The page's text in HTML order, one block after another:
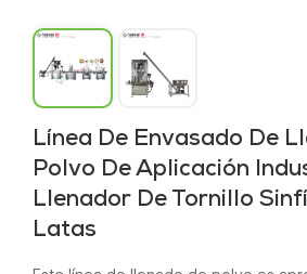
Línea De Envasado De
Polvo De Aplicación
Llenador De Tornillo
Latas